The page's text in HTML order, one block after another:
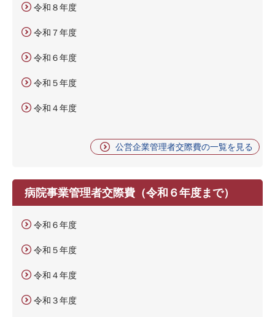
令和８年度
令和７年度
令和６年度
令和５年度
令和４年度
公営企業管理者交際費の一覧を見る
病院事業管理者交際費（令和６年度まで）
令和６年度
令和５年度
令和４年度
令和３年度